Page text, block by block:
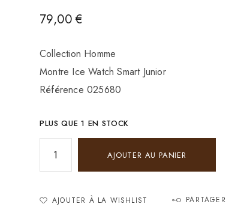
79,00€
Collection Homme
Montre Ice Watch Smart Junior
Référence 025680
PLUS QUE 1 EN STOCK
AJOUTER AU PANIER
AJOUTER À LA WISHLIST PARTAGER